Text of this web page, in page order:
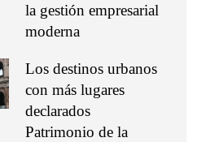
la gestión empresarial
moderna
Los destinos urbanos
con más lugares
declarados
Patrimonio de la